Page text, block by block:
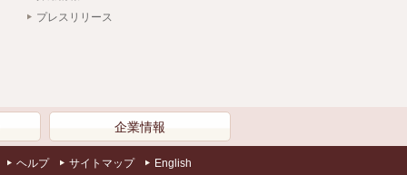
プレスリリース
企業情報
ヘルプ サイトマップ English